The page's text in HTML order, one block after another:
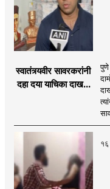
स्वातंत्र्यवीर सावरकरांनी
दहा दया याचिका दाखल
निष्ठा व्यक्त केली नाही’!
पणतू सात्यकी सावरकर
यांनी न्यायालयात सादर
केला दावा
पुणे